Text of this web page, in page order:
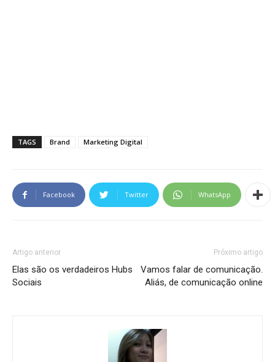
TAGS Brand Marketing Digital
Facebook Twitter WhatsApp
Artigo anterior
Elas são os verdadeiros Hubs
Sociais
Próximo artigo
Vamos falar de comunicação.
Aliás, de comunicação online